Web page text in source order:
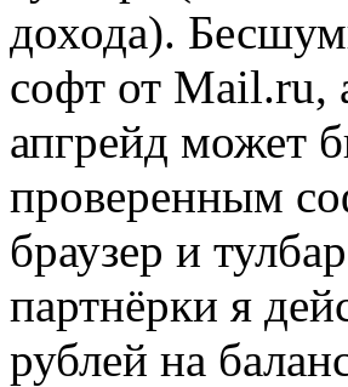
дохода).
софт от Mail.ru,
апгрейд может
проверенным
браузер и
партнёрки я
рублей на